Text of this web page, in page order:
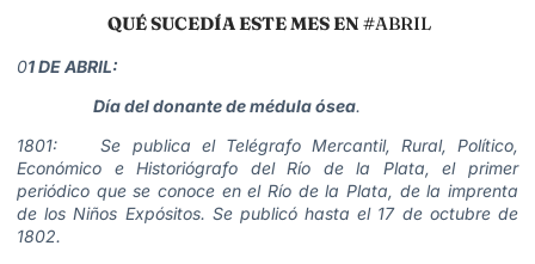
QUÉ SUCEDÍA ESTE MES EN #ABRIL
01 DE ABRIL:
Día del donante de médula ósea.
1801: Se publica el Telégrafo Mercantil, Rural, Político,
Económico e Historiógrafo del Río de la Plata, el primer
periódico que se conoce en el Río de la Plata, de la imprenta
de los Niños Expósitos. Se publicó hasta el 17 de octubre de
1802.